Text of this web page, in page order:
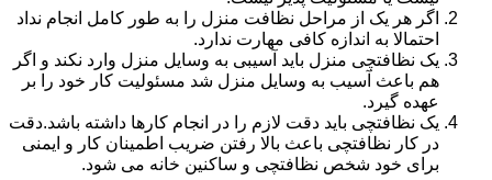
اگر هر یک از مراحل نظافت منزل را به طور کامل انجام نداد
احتمالا به اندازه کافی مهارت ندارد.
یک نظافتچی منزل باید آسیبی به وسایل منزل وارد نکند و اگر
هم باعث آسیب به وسایل منزل شد مسئولیت کار خود را بر
عهده گیرد.
یک نظافتچی باید دقت لازم را در انجام کارها داشته باشد.دقت
در کار نظافتچی باعث بالا رفتن ضریب اطمینان کار و ایمنی
برای خود شخص نظافتچی و ساکنین خانه می شود.